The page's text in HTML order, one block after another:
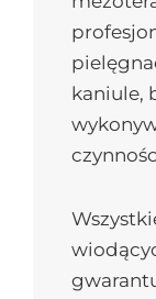
kaniule,